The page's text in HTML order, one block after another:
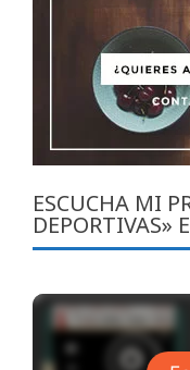
ESCUCHA MI
DEPORTIVAS»